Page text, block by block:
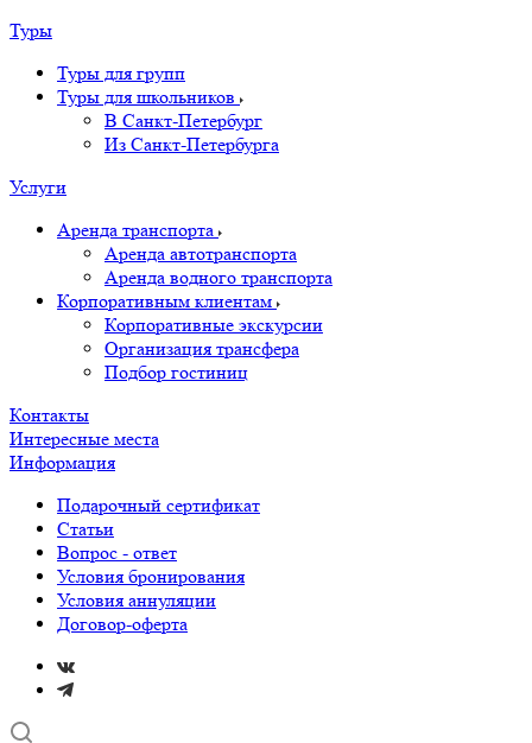
Туры
Туры для групп
Туры для школьников
В Санкт-Петербург
Из Санкт-Петербурга
Услуги
Аренда транспорта
Аренда автотранспорта
Аренда водного транспорта
Корпоративным клиентам
Корпоративные экскурсии
Организация трансфера
Подбор гостиниц
Контакты
Интересные места
Информация
Подарочный сертификат
Статьи
Вопрос - ответ
Условия бронирования
Условия аннуляции
Договор-оферта